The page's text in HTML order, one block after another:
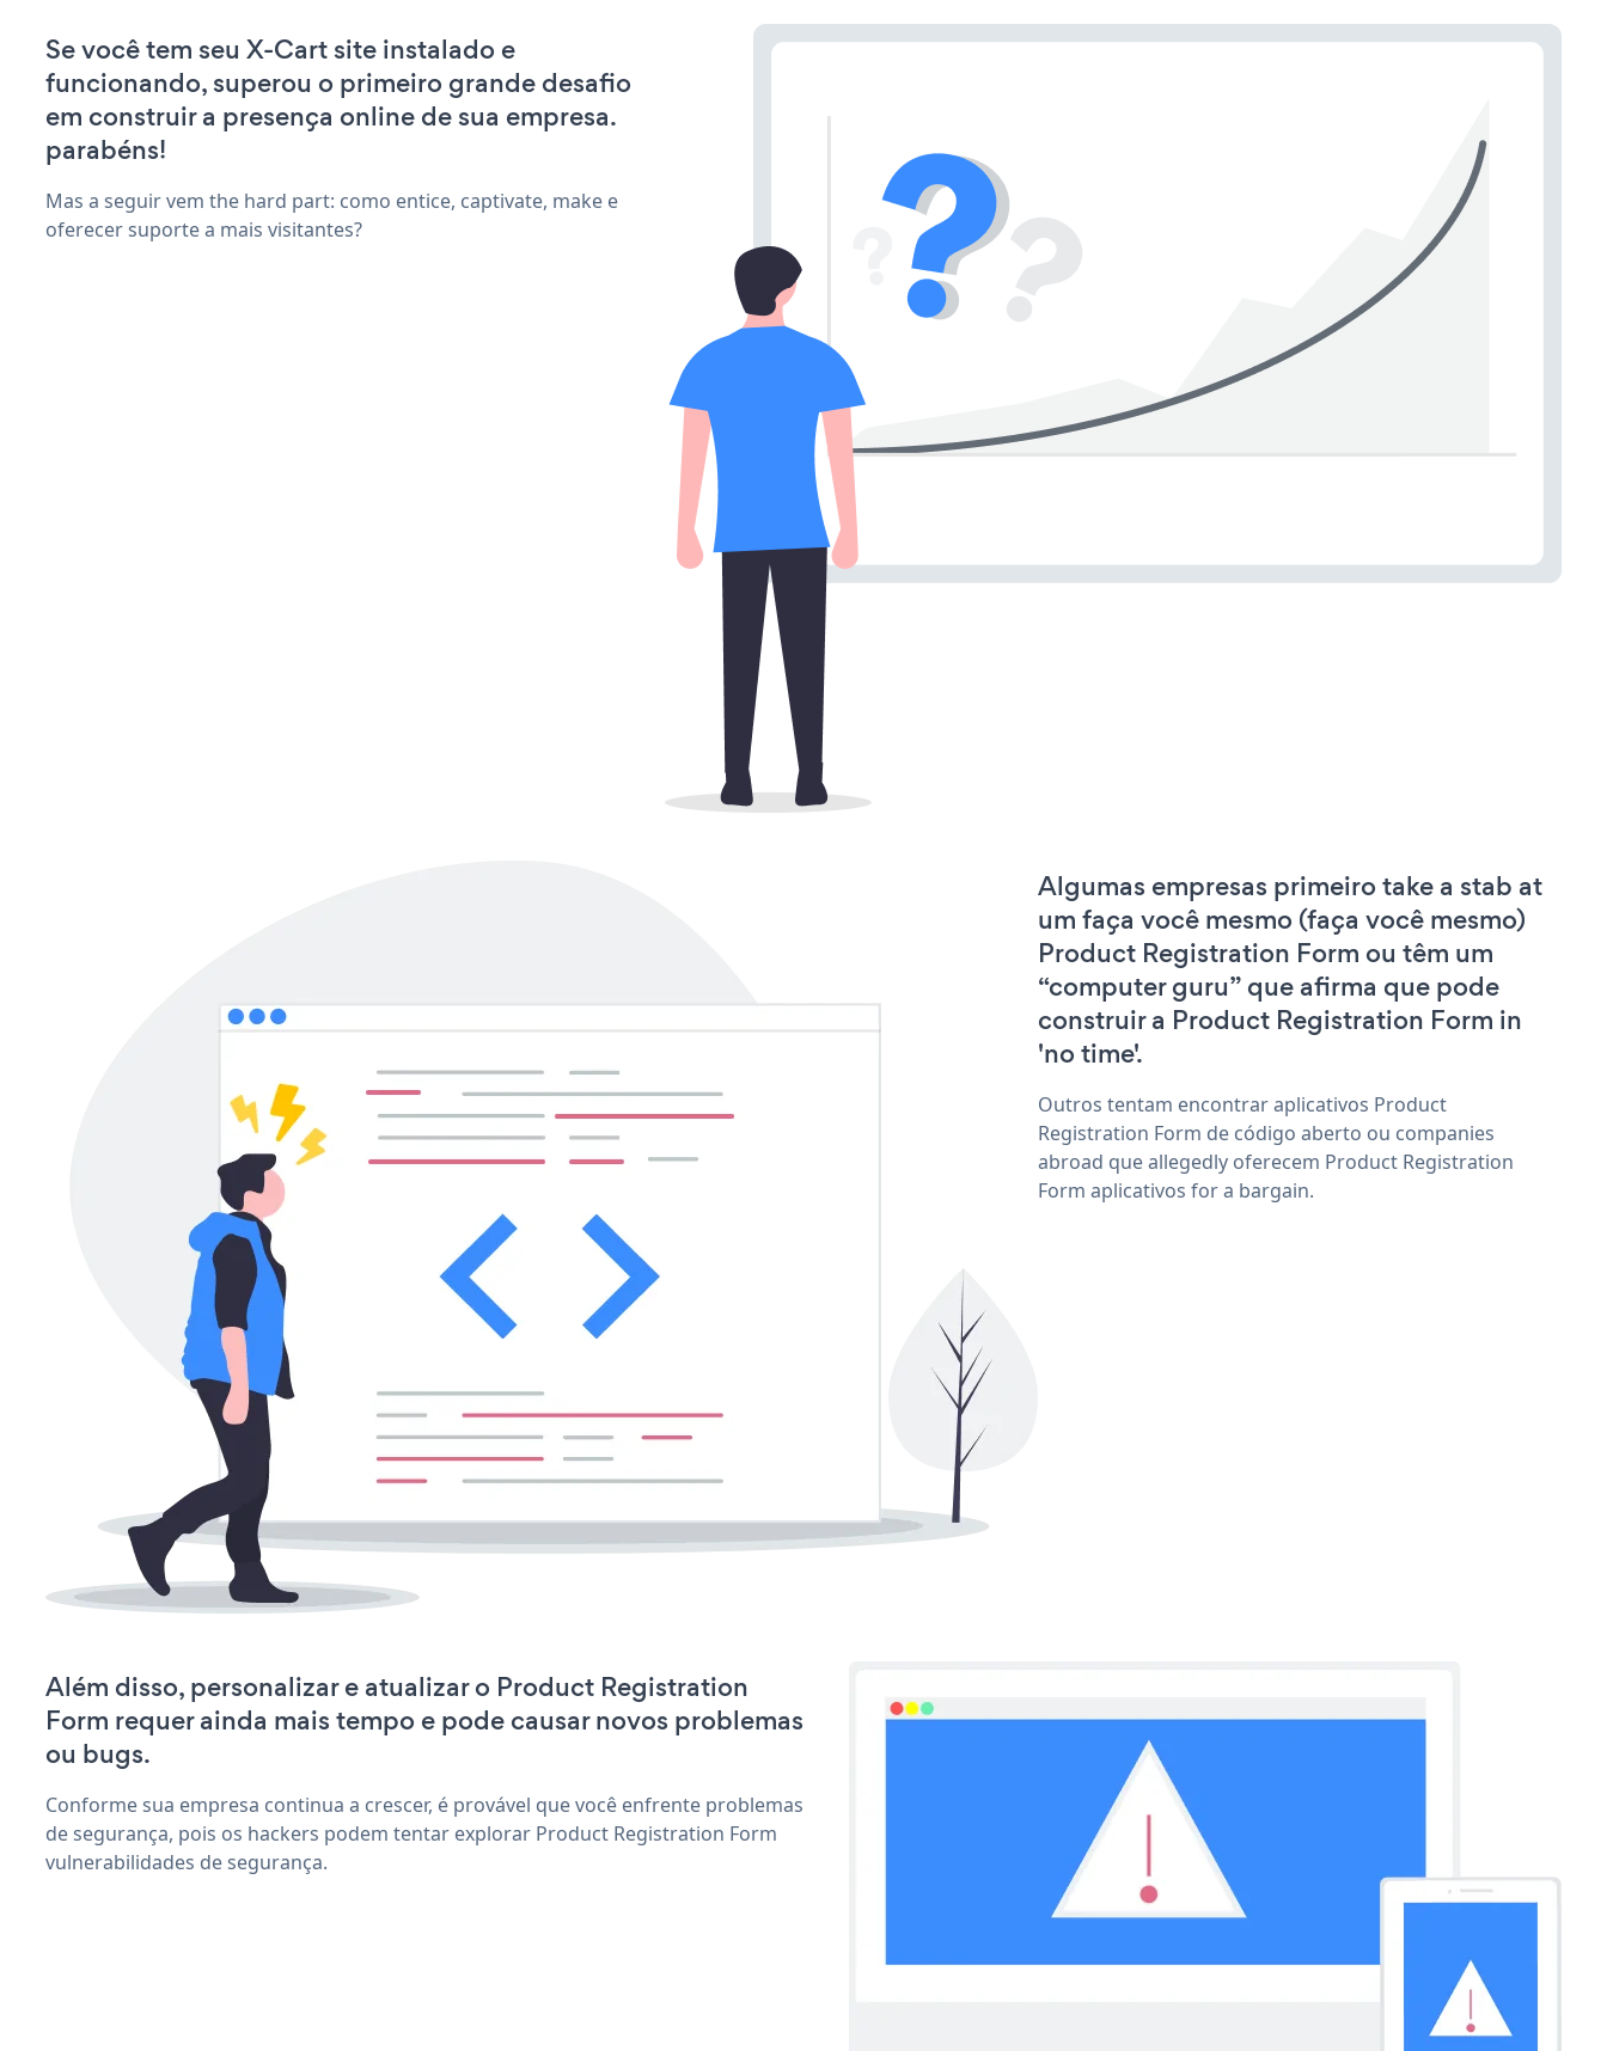
Se você tem seu X-Cart site instalado e
funcionando, superou o primeiro grande desafio
em construir a presença online de sua empresa.
parabéns!
Mas a seguir vem the hard part: como entice, captivate, make e
oferecer suporte a mais visitantes?
Algumas empresas primeiro take a stab at
um faça você mesmo (faça você mesmo)
Product Registration Form ou têm um
“computer guru” que afirma que pode
construir a Product Registration Form in
'no time'.
Outros tentam encontrar aplicativos Product
Registration Form de código aberto ou companies
abroad que allegedly oferecem Product Registration
Form aplicativos for a bargain.
Além disso, personalizar e atualizar o Product Registration
Form requer ainda mais tempo e pode causar novos problemas
ou bugs.
Conforme sua empresa continua a crescer, é provável que você enfrente problemas
de segurança, pois os hackers podem tentar explorar Product Registration Form
vulnerabilidades de segurança.